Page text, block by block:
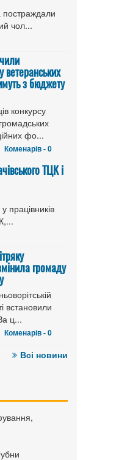
чол...
ветеранських
з бюджету
конкурсу
фо...
Коменарів - 0
ТЦК і
працівників
громаду
встановили
ц...
Коменарів - 0
Всі новини